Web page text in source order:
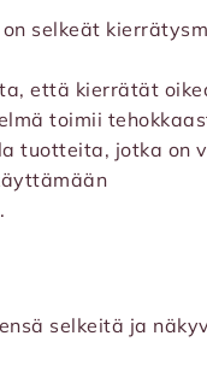
selkeät
että kierrätät
toimii
tuotteita, jotka on
selkeitä ja